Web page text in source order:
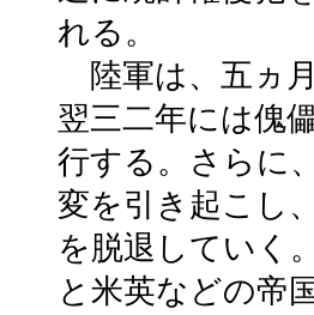
れる。
陸軍は、五ヵ
翌三二年には傀
行する。さらに
変を引き起こし
を脱退していく
と米英などの帝